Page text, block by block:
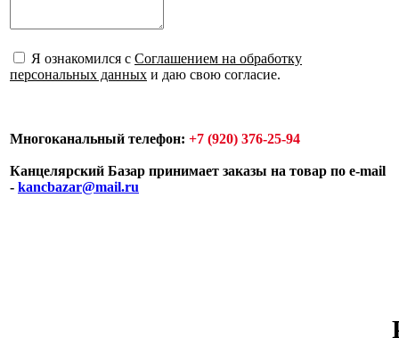
Я ознакомился с Соглашением на обработку
персональных данных и даю свою согласие.
Многоканальный телефон: +7 (920) 376-25-94
Канцелярский Базар принимает заказы на товар по e-mail
- kancbazar@mail.ru